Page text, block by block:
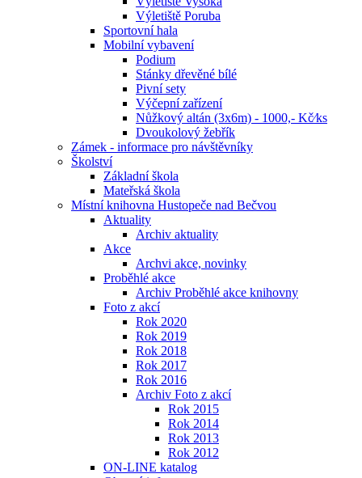
Výletiště Poruba
Sportovní hala
Mobilní vybavení
Podium
Stánky dřevěné bílé
Pivní sety
Výčepní zařízení
Nůžkový altán (3x6m) - 1000,- Kč⁄ks
Dvoukolový žebřík
Zámek - informace pro návštěvníky
Školství
Základní škola
Mateřská škola
Místní knihovna Hustopeče nad Bečvou
Aktuality
Archiv aktuality
Akce
Archvi akce, novinky
Proběhlé akce
Archiv Proběhlé akce knihovny
Foto z akcí
Rok 2020
Rok 2019
Rok 2018
Rok 2017
Rok 2016
Archiv Foto z akcí
Rok 2015
Rok 2014
Rok 2013
Rok 2012
ON-LINE katalog